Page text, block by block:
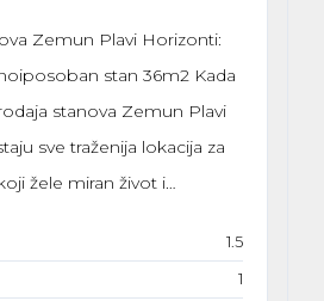
Zemun Plavi Horizonti:
stan 36m2 Kada
stanova Zemun Plavi
sve traženija lokacija za
žele miran život i…
1.5
1